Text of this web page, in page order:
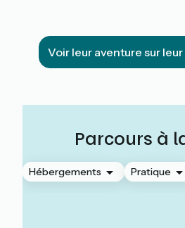
Voir leur aventure sur
Parcours à
Hébergements Pratique